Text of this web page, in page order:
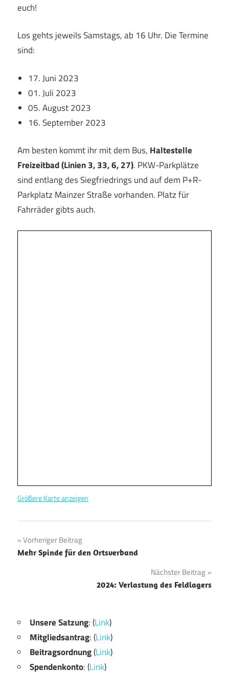
euch!
Los gehts jeweils Samstags, ab 16 Uhr. Die Termine
sind:
17. Juni 2023
01. Juli 2023
05. August 2023
16. September 2023
Am besten kommt ihr mit dem Bus, Haltestelle
Freizeitbad (Linien 3, 33, 6, 27). PKW-Parkplätze
sind entlang des Siegfriedrings und auf dem P+R-
Parkplatz Mainzer Straße vorhanden. Platz für
Fahrräder gibts auch.
Größere Karte anzeigen
Beitragsnavigation
Vorheriger Beitrag
Mehr Spinde für den Ortsverband
Nächster Beitrag
2024: Verlastung des Feldlagers
Unsere Satzung: (Link)
Mitgliedsantrag: (Link)
Beitragsordnung(Link)
Spendenkonto: (Link)